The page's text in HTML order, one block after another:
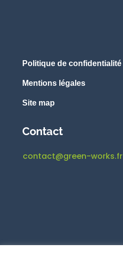
Politique de confidentialité
Mentions légales
Site map
Contact
contact@green-works.fr